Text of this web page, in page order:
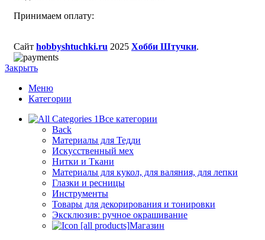
Принимаем оплату:
Сайт hobbyshtuchki.ru 2025 Хобби Штучки.
Закрыть
Меню
Категории
Все категории
Back
Материалы для Тедди
Искусственный мех
Нитки и Ткани
Материалы для кукол, для валяния, для лепки
Глазки и ресницы
Инструменты
Товары для декорирования и тонировки
Эксклюзив: ручное окрашивание
Магазин